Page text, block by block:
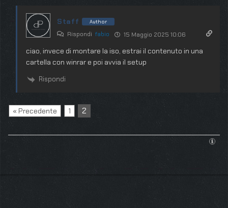
Staff Author
Rispondi fabio 15 Maggio 2025 10:06
ciao, invece di montare la iso, estrai il contenuto in una
cartella con winrar e poi avvia il setup
Rispondi
« Precedente 1 2